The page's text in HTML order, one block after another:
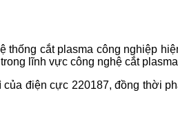
thống cắt plasma công nghiệp
lĩnh vực công nghệ cắt
điện cực 220187, đồng thời